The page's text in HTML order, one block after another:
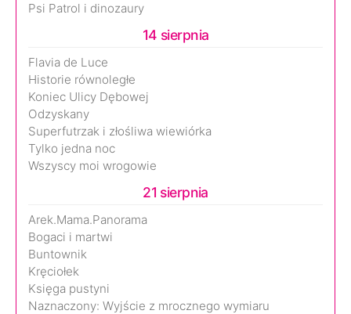
Psi Patrol i dinozaury
14 sierpnia
Flavia de Luce
Historie równoległe
Koniec Ulicy Dębowej
Odzyskany
Superfutrzak i złośliwa wiewiórka
Tylko jedna noc
Wszyscy moi wrogowie
21 sierpnia
Arek.Mama.Panorama
Bogaci i martwi
Buntownik
Kręciołek
Księga pustyni
Naznaczony: Wyjście z mrocznego wymiaru